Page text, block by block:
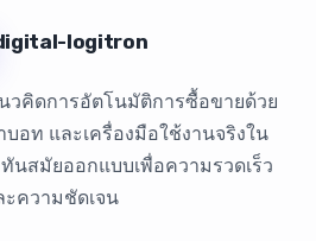
logitron
คิดการอัตโนมัติการซื้อขายด้วย
บอท และเครื่องมือใช้งานจริงใน
นสมัยออกแบบเพื่อความรวดเร็ว
ะความชัดเจน